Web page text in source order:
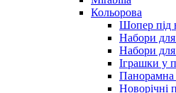
Кольорова
Шопер під
Набори
Набори
Іграшки у
Новорічні